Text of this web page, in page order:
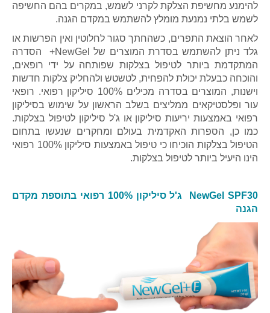
להימנע מחשיפת הצלקת לקרני לשמש, במקרים בהם החשיפה
לשמש בלתי נמנעת מומלץ להשתמש במקדם הגנה.
לאחר הוצאת התפרים, כשהחתך סגור לחלוטין ואין הפרשות או
גלד ניתן להשתמש בסדרת המוצרים של NewGel+ הסדרה
המתקדמת ביותר לטיפול בצלקות שפותחה על ידי רופאים,
והוכחה כבעלת יכולת להפחית, לטשטש ולהחליק צלקות חדשות
וישנות, המוצרים בסדרה מכילים 100% סיליקון רפואי. רופאי
עור ופלסטיקאים ממליצים בשלב הראשון על שימוש בסיליקון
רפואי באמצעות יריעות סיליקון או ג'ל סיליקון לטיפול בצלקות.
כמו כן, הספרות האקדמית בעולם ומחקרים שנעשו בתחום
הטיפול בצלקות הוכיחו כי טיפול באמצעות סיליקון 100% רפואי
הינו היעיל ביותר לטיפול בצלקות.
NewGel SPF30
ג'ל סיליקון 100% רפואי בתוספת מקדם
הגנה